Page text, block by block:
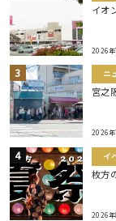
イオ
2026
ニ
宮之
2026
イ
枚方
2026年